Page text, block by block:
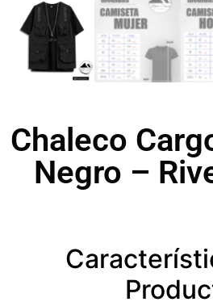
Chaleco
Negro –